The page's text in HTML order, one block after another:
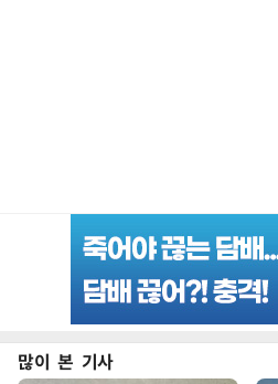
많이 본 기사